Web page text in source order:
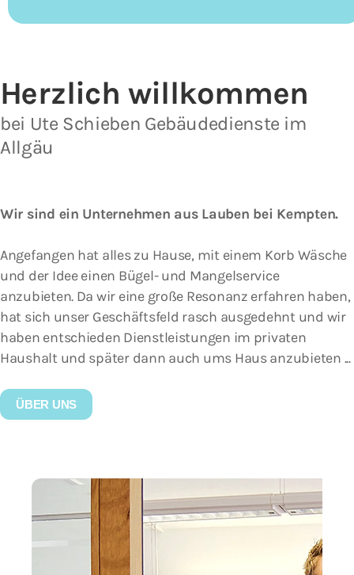
Herzlich willkommen
bei Ute Schieben Gebäude­dienste im
Allgäu
Wir sind ein Unternehmen aus Lauben bei Kempten.
Angefangen hat alles zu Hause, mit einem Korb Wäsche
und der Idee einen Bügel- und Mangelservice
anzubieten. Da wir eine große Resonanz erfahren haben,
hat sich unser Geschäftsfeld rasch ausgedehnt und wir
haben entschieden Dienstleistungen im privaten
Haushalt und später dann auch ums Haus anzubieten ...
ÜBER UNS